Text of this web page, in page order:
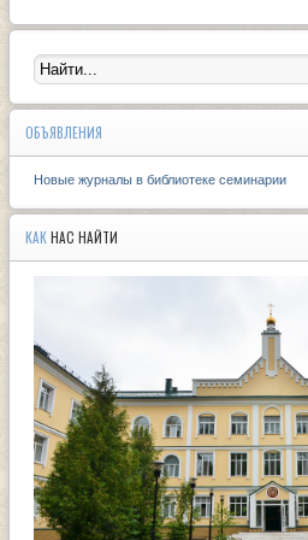
ОБЪЯВЛЕНИЯ
Новые журналы в библиотеке семинарии
КАКНАС НАЙТИ